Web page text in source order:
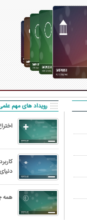
رویداد های مهم
همه